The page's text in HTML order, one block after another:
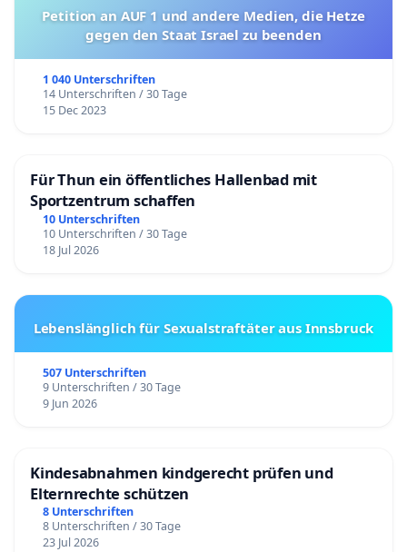
Petition an AUF 1 und andere Medien, die Hetze
gegen den Staat Israel zu beenden
1 040 Unterschriften
14 Unterschriften / 30 Tage
15 Dec 2023
Für Thun ein öffentliches Hallenbad mit
Sportzentrum schaffen
10 Unterschriften
10 Unterschriften / 30 Tage
18 Jul 2026
Lebenslänglich für Sexualstraftäter aus Innsbruck
507 Unterschriften
9 Unterschriften / 30 Tage
9 Jun 2026
Kindesabnahmen kindgerecht prüfen und
Elternrechte schützen
8 Unterschriften
8 Unterschriften / 30 Tage
23 Jul 2026